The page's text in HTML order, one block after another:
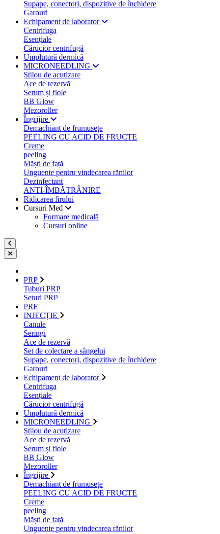
Supape, conectori, dispozitive de închidere
Garouri
Echipament de laborator
Centrifuga
Esențiale
Cărucior centrifugă
Umplutură dermică
MICRONEEDLING
Stilou de acutizare
Ace de rezervă
Serum și fiole
BB Glow
Mezoroller
Îngrijire
Demachiant de frumusețe
PEELING CU ACID DE FRUCTE
Creme
peeling
Măști de față
Unguente pentru vindecarea rănilor
Dezinfectant
ANTI-ÎMBĂTRÂNIRE
Ridicarea firului
Cursuri Med
Formare medicală
Cursuri online
PRP
Tuburi PRP
Seturi PRP
PRF
INJECȚIE
Canule
Seringi
Ace de rezervă
Set de colectare a sângelui
Supape, conectori, dispozitive de închidere
Garouri
Echipament de laborator
Centrifuga
Esențiale
Cărucior centrifugă
Umplutură dermică
MICRONEEDLING
Stilou de acutizare
Ace de rezervă
Serum și fiole
BB Glow
Mezoroller
Îngrijire
Demachiant de frumusețe
PEELING CU ACID DE FRUCTE
Creme
peeling
Măști de față
Unguente pentru vindecarea rănilor